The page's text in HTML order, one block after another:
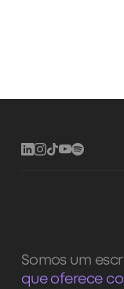
Somos um
que oferece